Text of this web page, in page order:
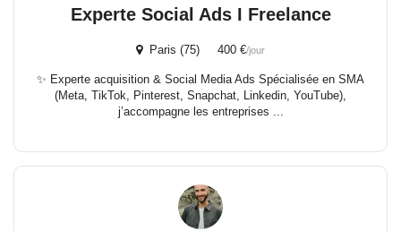
Experte Social Ads I Freelance
Paris (75) 400 €/jour
✨ Experte acquisition & Social Media Ads Spécialisée en SMA
(Meta, TikTok, Pinterest, Snapchat, Linkedin, YouTube),
j’accompagne les entreprises ...